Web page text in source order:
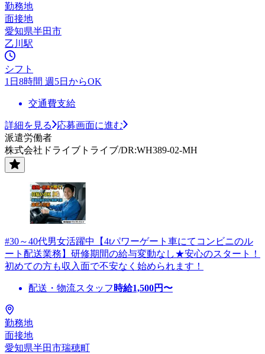
勤務地
面接地
愛知県半田市
乙川駅
シフト
1日8時間 週5日からOK
交通費支給
詳細を見る
応募画面に進む
派遣労働者
株式会社ドライブトライブ/DR:WH389-02-MH
#30～40代男女活躍中【4tパワーゲート車にてコンビニのル
ート配送業務】研修期間の給与変動なし★安心のスタート！
初めての方も収入面で不安なく始められます！
配送・物流スタッフ 時給1,500円〜
勤務地
面接地
愛知県半田市瑞穂町